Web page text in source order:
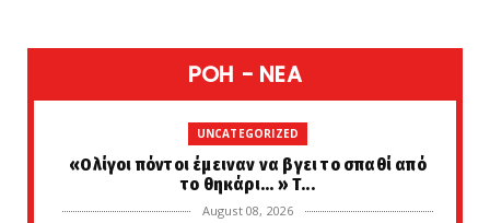
POH - NEA
UNCATEGORIZED
«Ολίγοι πόντοι έμειναν να βγει το σπαθί από
το θηκάρι... » Τ...
August 08, 2026